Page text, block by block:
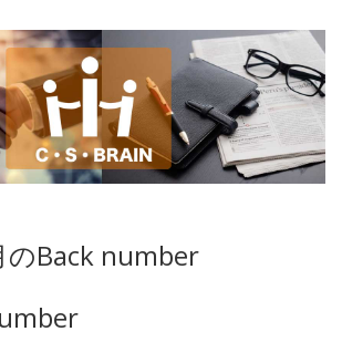
のBack number